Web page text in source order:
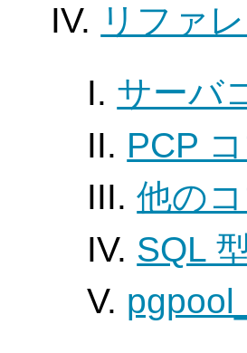
IV. リファ
I. サーバ
II. PCP
III.他の
IV. SQL
V.